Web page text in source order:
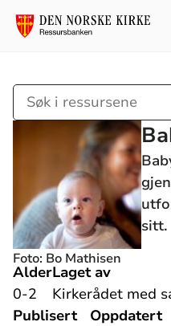
Søk
i
ressursene
Foto: Bo Mathisen
sitt.
Alder
0-2
Laget av
Kirkerådet med
Publisert
Oppdatert